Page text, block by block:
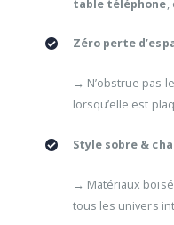
table téléphone,
Zéro perte
→ N’obstrue pas
lorsqu’elle est
Style sobre &
→ Matériaux
tous les univers